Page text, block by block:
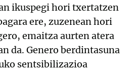
ikuspegi hori txertatzen
ere, zuzenean hori
emaitza aurten atera
da. Genero berdintasuna
sentsibilizazioa